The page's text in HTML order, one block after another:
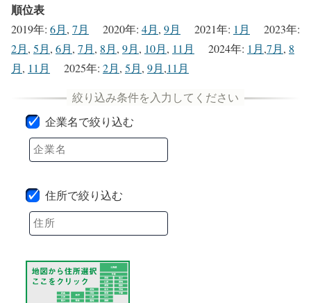
順位表
2019年: 6月, 7月 2020年: 4月, 9月 2021年: 1月 2023年:
2月, 5月, 6月, 7月, 8月, 9月, 10月, 11月 2024年: 1月,7月, 8
月, 11月 2025年: 2月, 5月, 9月,11月
企業名で絞り込む
住所で絞り込む